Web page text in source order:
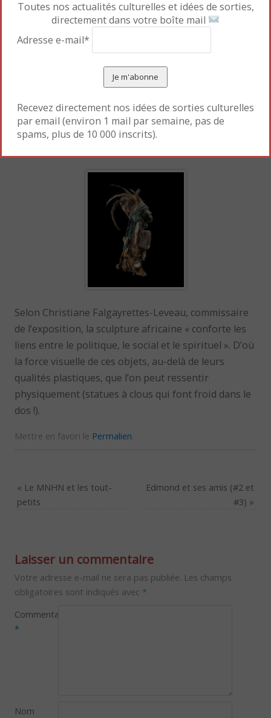
de Guinée Equatoriale et des Kota du Congo)
– rites initiatiques (statuettenkisi
des Kuba de RDC ; masque
– fécondité des femmes
– fertilité des terres
Selon Christiane Falgayrettes-Leveau, commissaire
de l’exposition, la sculpture africaine « conforte les
liens entre le politique, le social et le spirituel ». D’où
la force visuelle de ces objets, au-delà de leurs
qualités plastiques, que l’on peut ressentir
physiquement (statues à clous qui font froid dans le
dos !).
Mettre en favori le Permalien
« Le MNHN et les tout-
petits
Edmond et ses amis (#2 et
#3) »
Laisser un commentaire
Votre adresse e-mail ne sera pas publiée. Les champs
obligatoires sont indiqués avec *
Commentaire
*
Nom
Toutes nos actualités culturelles et idées de sorties,
directement dans votre boîte mail
Adresse e-mail*
Recevez directement nos idées de sorties culturelles
par email (environ 1 mail par semaine, pas de
spams, plus de 10 000 inscrits).